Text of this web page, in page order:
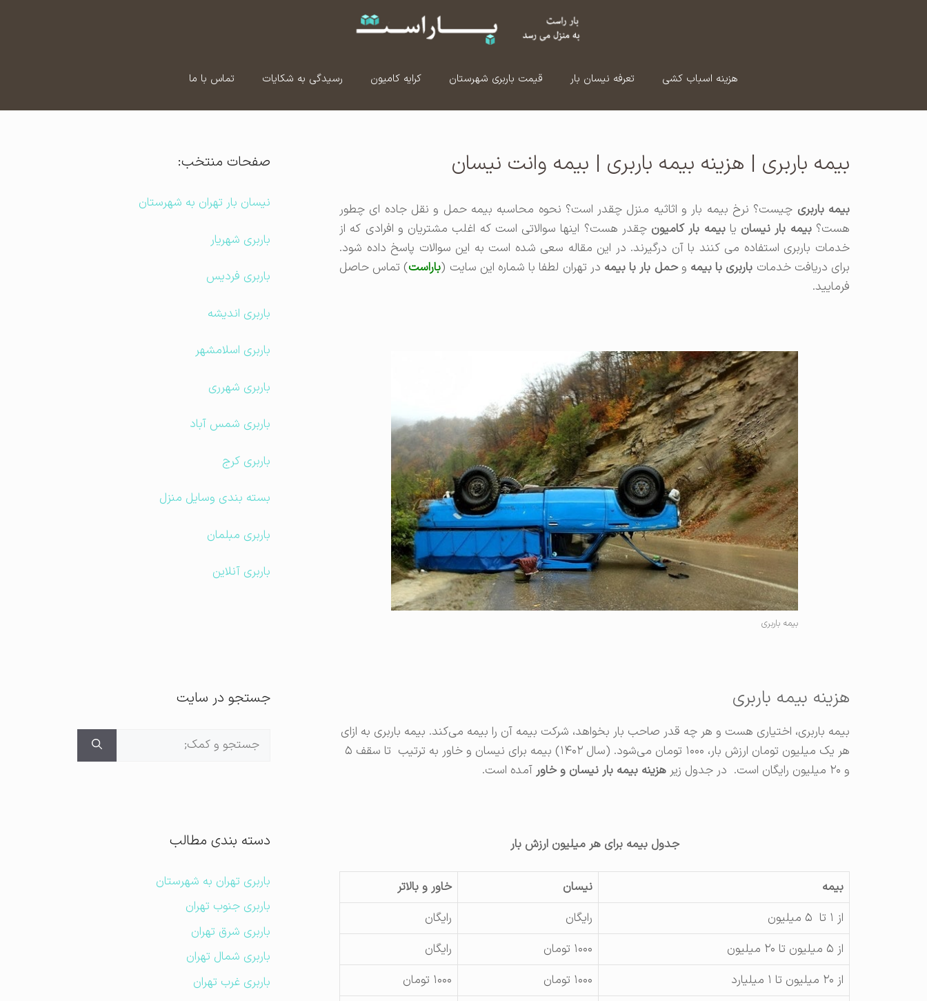
هزینه اسباب کشی تعرفه نیسان بار قیمت باربری شهرستان کرایه کامیون رسیدگی به شکایات تماس با ما
بیمه باربری | هزینه بیمه باربری | بیمه وانت نیسان
بیمه باربری چیست؟ نرخ بیمه بار و اثاثیه منزل چقدر است؟ نحوه محاسبه بیمه حمل و نقل جاده ای چطور
هست؟بیمه بار نیسان یا بیمه بار کامیون چقدر هست؟ اینها سوالاتی است که اغلب مشتریان و افرادی که از
خدمات باربری استفاده می کنند با آن درگیرند. در این مقاله سعی شده است به این سوالات پاسخ داده شود.
برای دریافت خدمات باربری با بیمه وحمل بار با بیمه در تهران لطفا با شماره این سایت (باراست) تماس حاصل
فرمایید.
بیمه باربری
هزینه بیمه باربری
بیمه باربری، اختیاری هست و هر چه قدر صاحب بار بخواهد، شرکت بیمه آن را بیمه می‌کند. بیمه باربری به ازای
هر یک میلیون تومان ارزش بار، ۱۰۰۰ تومان می‌شود. (سال ۱۴۰۲) بیمه برای نیسان و خاور به ترتیب تا سقف ۵
و ۲۰ میلیون رایگان است. در جدول زیر
هزینه بیمه بار نیسان و خاور آمده است.
جدول بیمه برای هر میلیون ارزش بار
بیمه نیسان
خاور و بالاتر
از ۱ تا ۵ میلیون
رایگان
رایگان
از ۵ میلیون تا ۲۰ میلیون
۱۰۰۰ تومان
رایگان
از ۲۰ میلیون تا ۱ میلیارد
۱۰۰۰ تومان
۱۰۰۰ تومان
صفحات منتخب:
نیسان بار تهران به شهرستان
باربری شهریار
باربری فردیس
باربری اندیشه
باربری اسلامشهر
باربری شهرری
باربری شمس آباد
باربری کرج
بسته بندی وسایل منزل
باربری مبلمان
باربری آنلاین
جستجو در سایت
جستجوی
دسته بندی مطالب
باربری تهران به شهرستان
باربری جنوب تهران
باربری شرق تهران
باربری شمال تهران
باربری غرب تهران